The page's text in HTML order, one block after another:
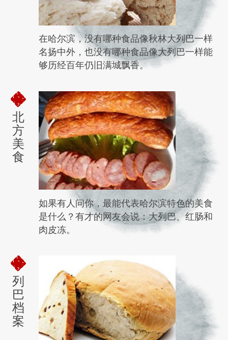
在哈尔滨，没有哪种食品像秋林大列巴一样
名扬中外，也没有哪种食品像大列巴一样能
够历经百年仍旧满城飘香。
北
方
美
食
如果有人问你，最能代表哈尔滨特色的美食
是什么？有才的网友会说：大列巴、红肠和
肉皮冻。
列
巴
档
案